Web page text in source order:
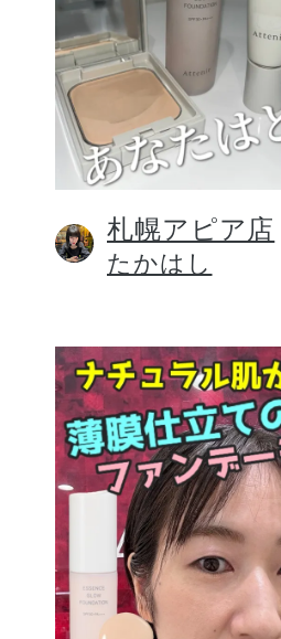
メイ
健康
ファ
ギフ
札幌アピア店
たかはし